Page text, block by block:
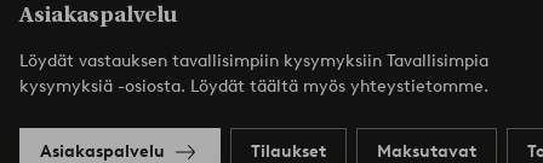
Asiakaspalvelu
Löydät vastauksen tavallisimpiin kysymyksiin Tavallisimpia
kysymyksiä -osiosta. Löydät täältä myös yhteystietomme.
Asiakaspalvelu Tilaukset Maksutavat